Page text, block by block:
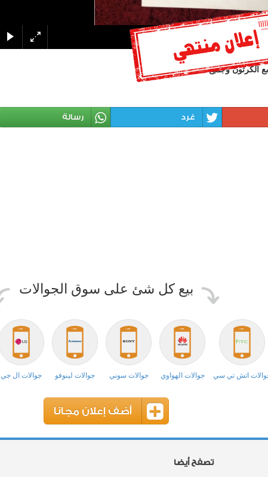
غرد رسالة
بيع كل شئ على سوق الجوالات
اتش تي سي جوالات الهواوي جوالات سوني جوالات لينوفو جوالات ال جي
أضف إعلان مجانا
تصفح أيضا